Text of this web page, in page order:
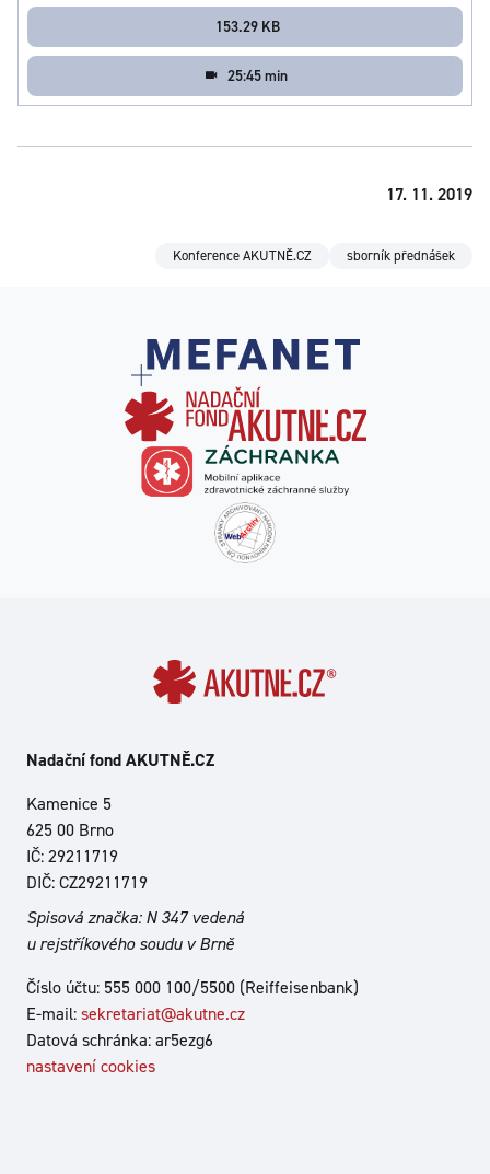
153.29 KB
25:45 min
17. 11. 2019
Konference AKUTNĚ.CZ sborník přednášek
Nadační fond AKUTNĚ.CZ
Kamenice 5
625 00 Brno
IČ: 29211719
DIČ: CZ29211719
Spisová značka: N 347 vedená
u rejstříkového soudu v Brně
Číslo účtu: 555 000 100/5500 (Reiffeisenbank)
E-mail:sekretariat@akutne.cz
Datová schránka: ar5ezg6
nastavení cookies